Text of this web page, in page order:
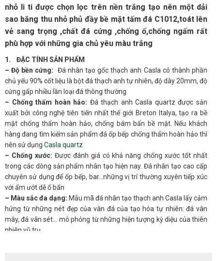
nhỏ li ti được chọn lọc trên nền trắng tạo nên một dải
sao băng thu nhỏ phủ đầy bề mặt tấm đá C1012,toát lên
vẻ sang trọng ,chất đá cứng ,chống ố,chống ngấm rất
phù hợp với những gia chủ yêu màu trắng
1. ĐẶC TÍNH SẢN PHẨM
– Độ bền cứng: Đá nhân tạo gốc thạch anh Casla có thành phần
chủ yếu 90% cốt liệu là bột đá thạch anh tự nhiên, độ dày 20mm, độ
cứng gấp nhiều lần loại đá thông thường
– Chống thấm hoàn hảo: Đá thạch anh Casla quartz được sản
xuất bởi công nghệ tiên tiến nhất thế giới Breton Italya, tạo ra bề
mặt chống thấm hoàn hảo, chống bám bẩn bề mặt. Nếu khách
hàng đang tìm kiếm sản phẩm đá ốp bếp chống thấm hoàn hảo thì
nên sử dụng Casla quartz
– Chống xước: Được đánh giá có khả năng chống xước tốt nhất
trong các dòng sản phẩm nhân tạo hiện nay. Đá nhân tạo cao cấp
chuyên sử dụng để ốp bếp, bar…những vị trí thường xuyên tiếp xúc
với ẩm ướt dễ ố bẩn
– Màu sắc đa dạng: Mẫu mã đá nhân tạo thạch anh Casla lấy cảm
hứng từ những nét đẹp của vân đá của tạo hóa tự nhiên: đá vân
mây, đá vân sét… mô phỏng từ những hiện tượng kỳ diệu của thiên
nhiên vũ trụ.